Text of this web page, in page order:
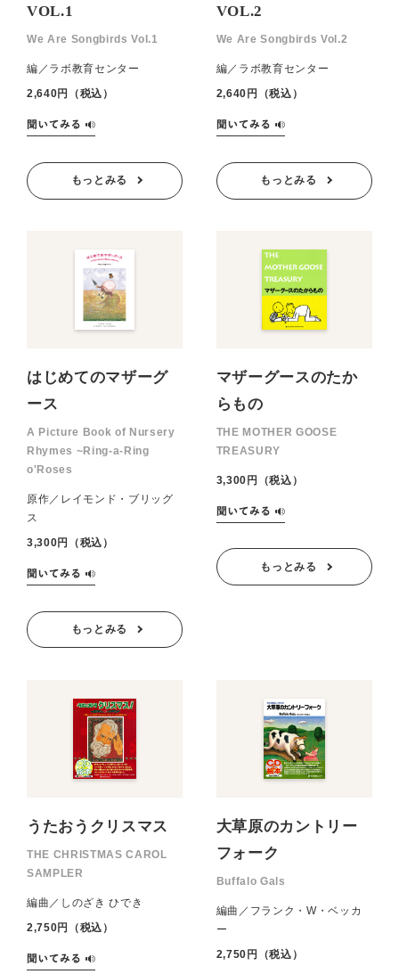
VOL.1
We Are Songbirds Vol.1
編／ラボ教育センター
2,640円（税込）
もっとみる
VOL.2
We Are Songbirds Vol.2
編／ラボ教育センター
2,640円（税込）
もっとみる
はじめてのマザーグ
ース
A Picture Book of Nursery
Rhymes ~Ring-a-Ring
o'Roses
原作／レイモンド・ブリッグ
ス
3,300円（税込）
もっとみる
マザーグースのたか
らもの
THE MOTHER GOOSE
TREASURY
3,300円（税込）
もっとみる
うたおうクリスマス
THE CHRISTMAS CAROL
SAMPLER
編曲／しのざき ひでき
2,750円（税込）
大草原のカントリー
フォーク
Buffalo Gals
編曲／フランク・W・ベッカ
ー
2,750円（税込）